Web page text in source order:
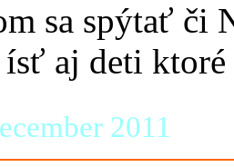
sa spýtať či
aj deti
2011